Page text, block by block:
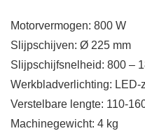
Motorvermogen: 800 W
Slijpschijven: Ø 225 mm
Slijpschijfsnelheid: 800 –
Werkbladverlichting: LED-
Verstelbare lengte: 110-
Machinegewicht: 4 kg